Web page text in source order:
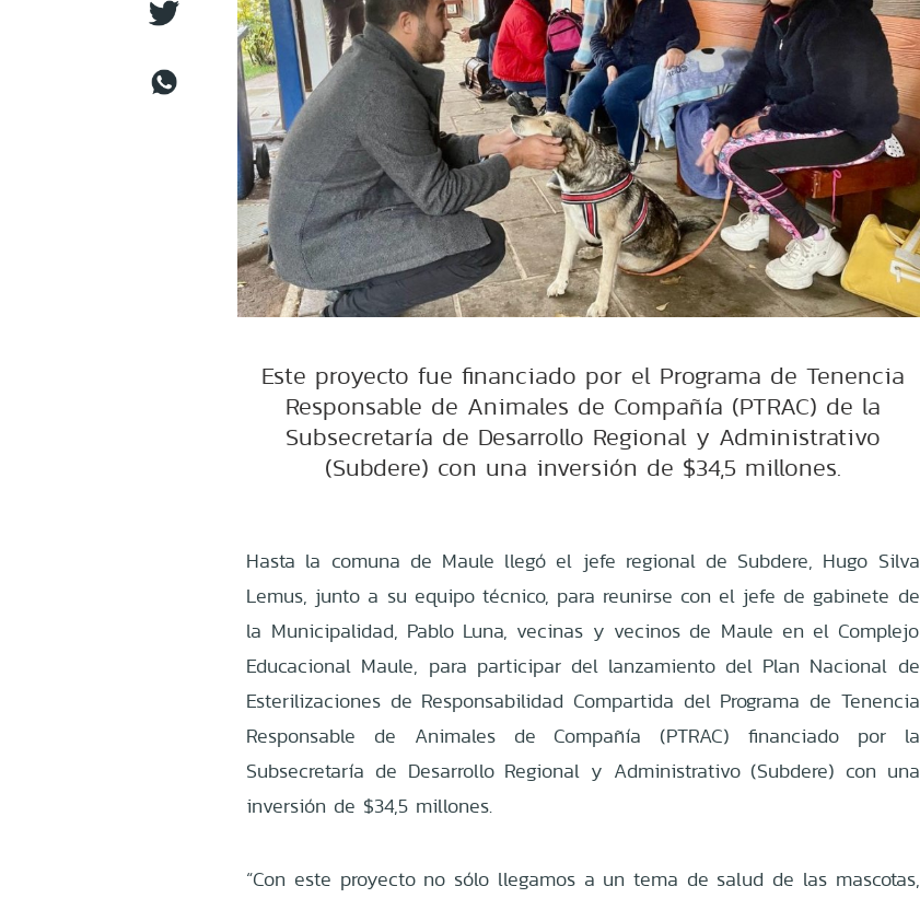
Este proyecto fue financiado por el Programa de Tenencia
Responsable de Animales de Compañía (PTRAC) de la
Subsecretaría de Desarrollo Regional y Administrativo
(Subdere) con una inversión de $34,5 millones.
Hasta la comuna de Maule llegó el jefe regional de Subdere, Hugo Silva
Lemus, junto a su equipo técnico, para reunirse con el jefe de gabinete de
la Municipalidad, Pablo Luna, vecinas y vecinos de Maule en el Complejo
Educacional Maule, para participar del lanzamiento del Plan Nacional de
Esterilizaciones de Responsabilidad Compartida del Programa de Tenencia
Responsable de Animales de Compañía (PTRAC) financiado por la
Subsecretaría de Desarrollo Regional y Administrativo (Subdere) con una
inversión de $34,5 millones.
“Con este proyecto no sólo llegamos a un tema de salud de las mascotas,